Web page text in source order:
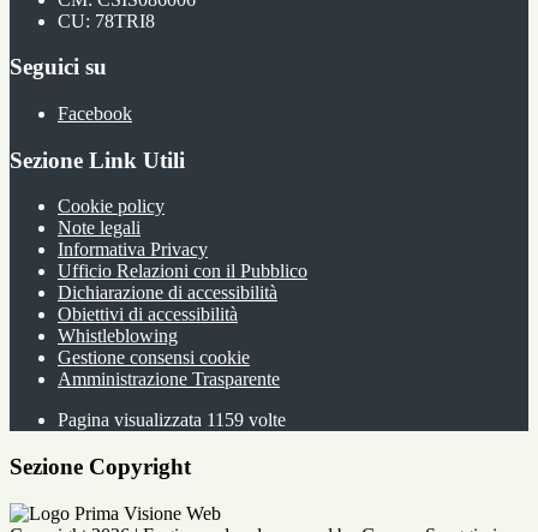
CU: 78TRI8
Seguici su
Facebook
Sezione Link Utili
Cookie policy
Note legali
Informativa Privacy
Ufficio Relazioni con il Pubblico
Dichiarazione di accessibilità
Obiettivi di accessibilità
Whistleblowing
Gestione consensi cookie
Amministrazione Trasparente
Pagina visualizzata 1159 volte
Sezione Copyright